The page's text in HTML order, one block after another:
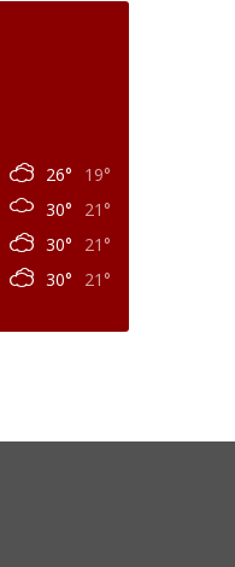
26°
19°
30°
21°
30°
21°
30° 21°